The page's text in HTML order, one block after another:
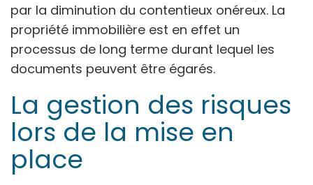
par la diminution du contentieux onéreux. La
propriété immobilière est en effet un
processus de long terme durant lequel les
documents peuvent être égarés.
La gestion des risques
lors de la mise en
place